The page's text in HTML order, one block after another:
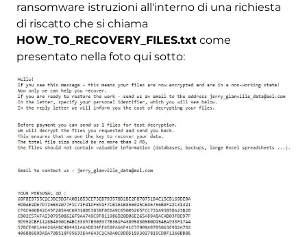
ransomware istruzioni all'interno di una richiesta
di riscatto che si chiama
HOW_TO_RECOVERY_FILES.txtcome
presentato nella foto qui sotto: